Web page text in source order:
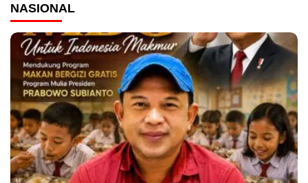
NASIONAL